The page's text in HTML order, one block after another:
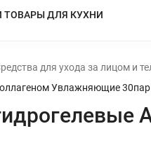
ТОВАРЫ ДЛЯ КУХНИ
для ухода за лицом и
Увлажняющие